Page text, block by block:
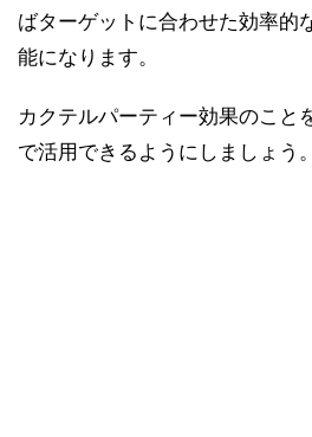
ばターゲットに合わせた効率的
能になります。
カクテルパーティー効果のこと
で活用できるようにしましょう。